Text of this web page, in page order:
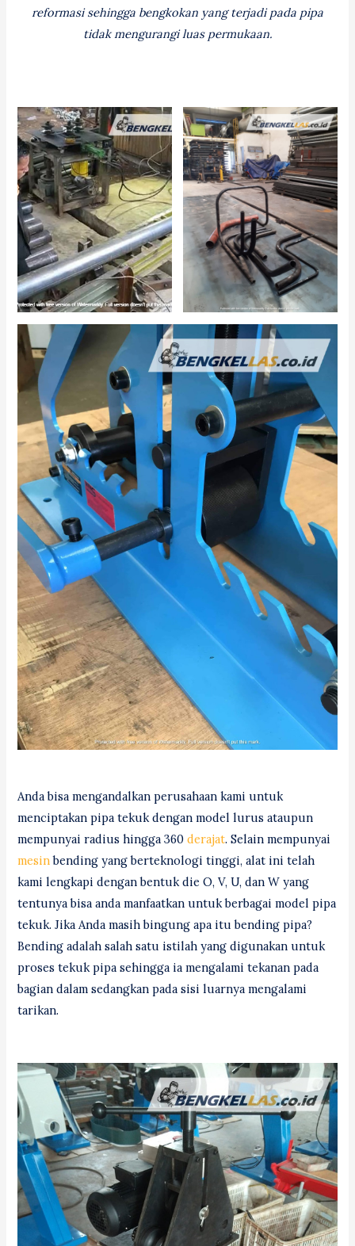
reformasi sehingga bengkokan yang terjadi pada pipa
tidak mengurangi luas permukaan.
Anda bisa mengandalkan perusahaan kami untuk
menciptakan pipa tekuk dengan model lurus ataupun
mempunyai radius hingga 360derajat. Selain mempunyai
mesinbending yang berteknologi tinggi, alat ini telah
kami lengkapi dengan bentuk die O, V, U, dan W yang
tentunya bisa anda manfaatkan untuk berbagai model pipa
tekuk. Jika Anda masih bingung apa itu bending pipa?
Bending adalah salah satu istilah yang digunakan untuk
proses tekuk pipa sehingga ia mengalami tekanan pada
bagian dalam sedangkan pada sisi luarnya mengalami
tarikan.